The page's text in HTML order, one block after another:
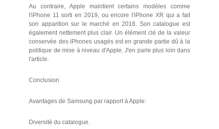
Au contraire, Apple maintient certains modèles comme
l'iPhone 11 sorti en 2019, ou encore l'iPhone XR qui a fait
son apparition sur le marché en 2018. Son catalogue est
également nettement plus clair. Un élément clé de la valeur
conservée des iPhones usagés est en grande partie dû à la
politique de mise à niveau d'Apple. J'en parle plus loin dans
l'article.
Conclusion
Avantages de Samsung par rapport à Apple:
Diversité du catalogue.